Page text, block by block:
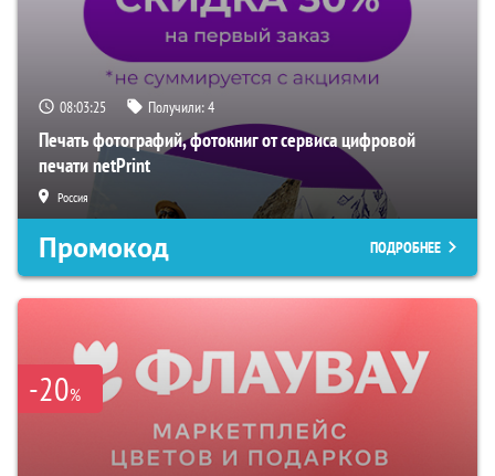
08:03:24 Получили:4
Печать фотографий, фотокниг от сервиса цифровой
печати netPrint
Россия
Промокод ПОДРОБНЕЕ
-20%